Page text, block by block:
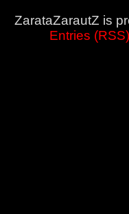
ZarataZarautZ is
Entries (RSS)